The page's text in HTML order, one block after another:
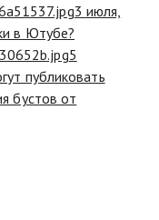
3 июля,
в Ютубе?
5
публиковать
бустов от